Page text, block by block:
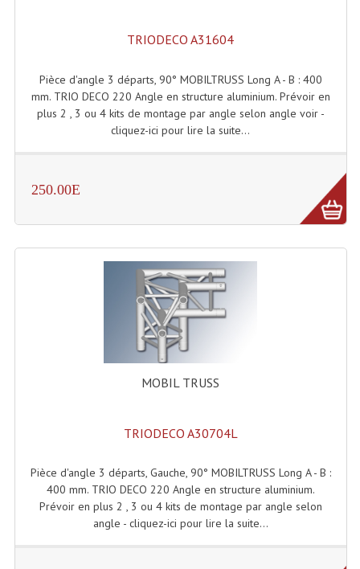
Hp À Chambre De Compression
Lecteurs Mp3 Et CDs Sources
Microphone PA & Micro Pupitre
Système De Conférence
Système Visite Guidée
Sonorisation Securité EN-54
Système Boucle Magnétique
Angle AG29 Structure Contest
Angle DECO22Q Structure Contest
TRIODECO A31604
Pièce d'angle 3 départs, 90° MOBILTRUSS Long A - B : 400
mm. TRIO DECO 220 Angle en structure aluminium. Prévoir en
plus 2 , 3 ou 4 kits de montage par angle selon angle voir -
cliquez-ici pour lire la suite...
250.00E
MOBIL TRUSS
TRIODECO A30704L
Pièce d'angle 3 départs, Gauche, 90° MOBILTRUSS Long A - B :
400 mm. TRIO DECO 220 Angle en structure aluminium.
Prévoir en plus 2 , 3 ou 4 kits de montage par angle selon
angle - cliquez-ici pour lire la suite...